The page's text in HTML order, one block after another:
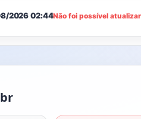
2026 02:44Não foi possível